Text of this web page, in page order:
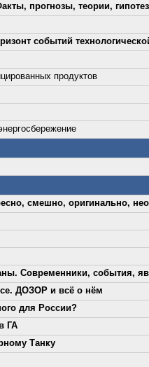
прогнозы, теории,
событий
продуктов
смешно, оригинально,
Современники, события,
ДОЗОР и всё о нём
для России?
ГА
Танку